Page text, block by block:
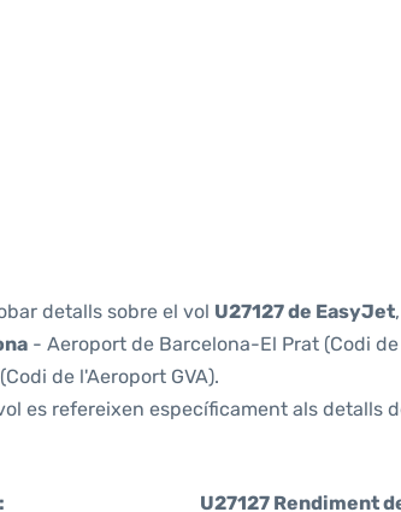
detalls sobre el vol U27127 de EasyJet
- Aeroport de Barcelona-El Prat (Codi
de l'Aeroport GVA).
es refereixen específicament als detalls
U27127 Rendiment